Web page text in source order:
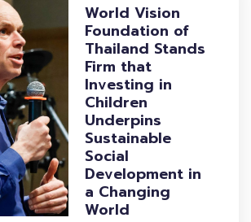
World Vision
Foundation of
Thailand Stands
Firm that
Investing in
Children
Underpins
Sustainable
Social
Development in
a Changing
World